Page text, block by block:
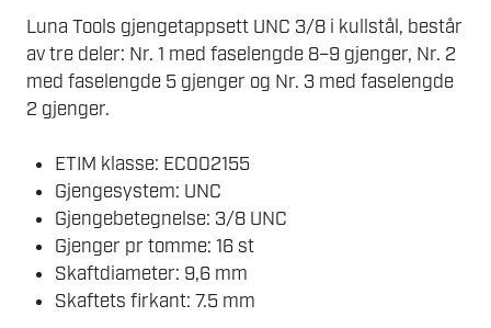
Luna Tools gjengetappsett UNC 3/8 i kullstål, består
av tre deler: Nr. 1 med faselengde 8–9 gjenger, Nr. 2
med faselengde 5 gjenger og Nr. 3 med faselengde
2 gjenger.
ETIM klasse: EC002155
Gjengesystem: UNC
Gjengebetegnelse: 3/8 UNC
Gjenger pr tomme: 16 st
Skaftdiameter: 9,6 mm
Skaftets firkant: 7.5 mm